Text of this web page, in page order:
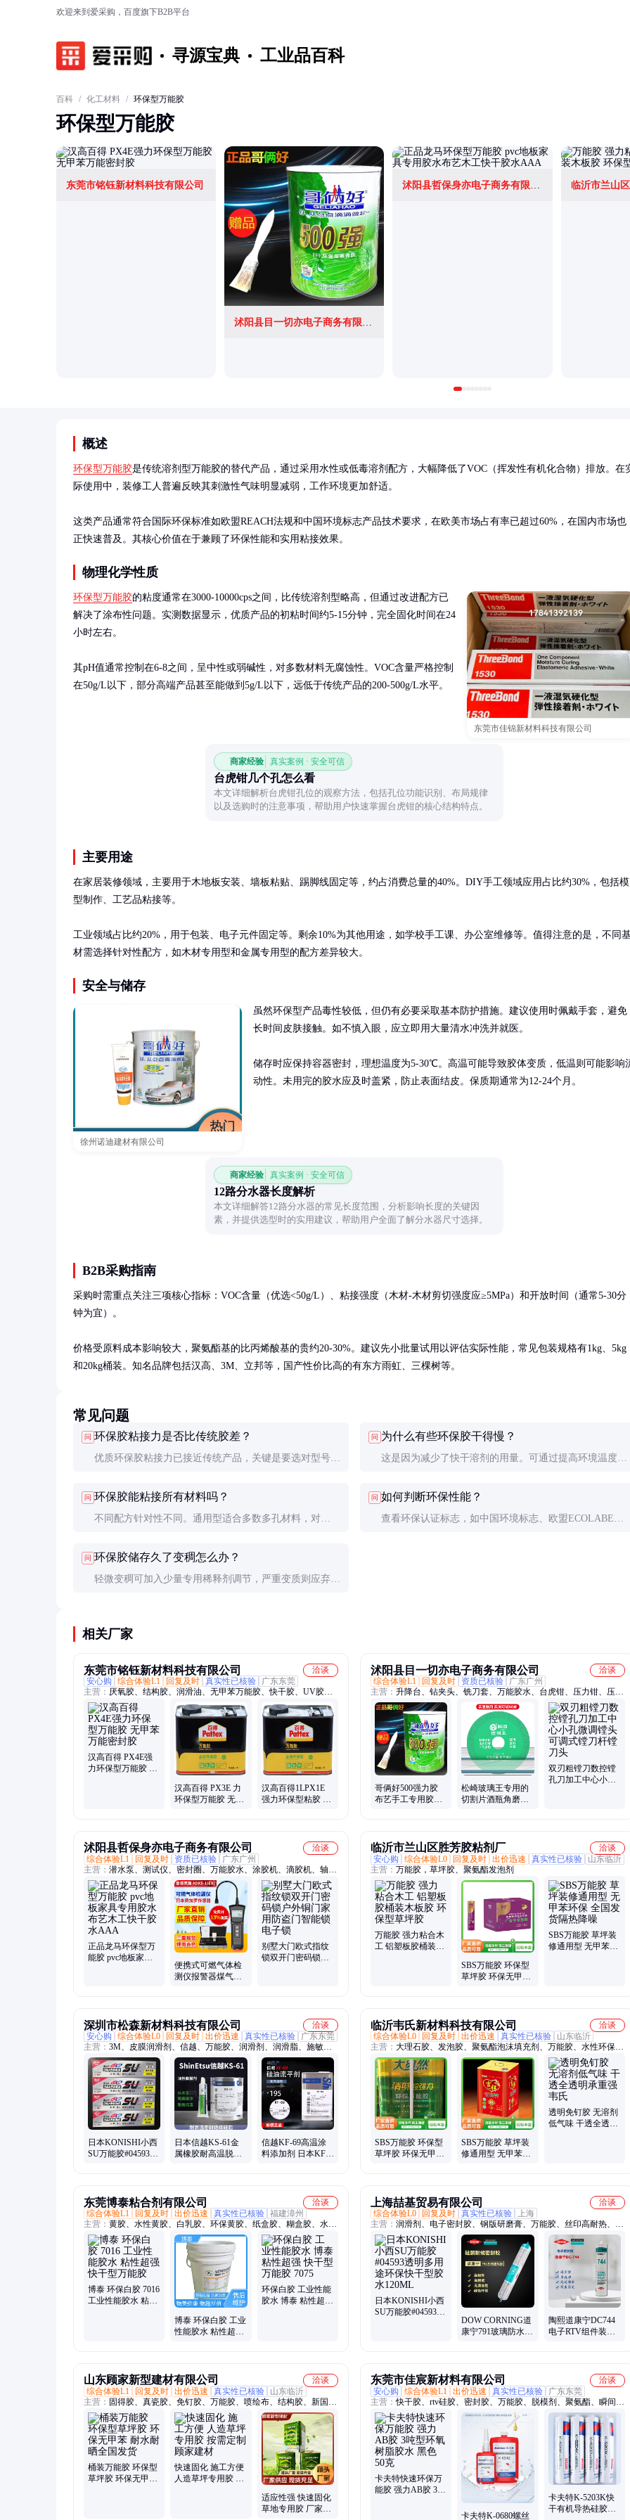
欢迎来到爱采购，百度旗下B2B平台
寻源宝典 工业品百科
百科 / 化工材料 / 环保型万能胶
环保型万能胶
东莞市铭钰新材料科技有限公司
沭阳县目一切亦电子商务有限公司
沭阳县哲保身亦电子商务有限公司 临沂市兰山
概述
环保型万能胶是传统溶剂型万能胶的替代产品，通过采用水性或低毒溶剂配方，大幅降低了VOC（挥发性有机化合物）排放。在
际使用中，装修工人普遍反映其刺激性气味明显减弱，工作环境更加舒适。
这类产品通常符合国际环保标准如欧盟REACH法规和中国环境标志产品技术要求，在欧美市场占有率已超过60%，在国内市场也
正快速普及。其核心价值在于兼顾了环保性能和实用粘接效果。
物理化学性质
东莞市佳锦新材料科技有限公司
环保型万能胶的粘度通常在3000-10000cps之间，比传统溶剂型略高，但通过改进配方已
解决了涂布性问题。实测数据显示，优质产品的初粘时间约5-15分钟，完全固化时间在24
小时左右。
其pH值通常控制在6-8之间，呈中性或弱碱性，对多数材料无腐蚀性。VOC含量严格控制
在50g/L以下，部分高端产品甚至能做到5g/L以下，远低于传统产品的200-500g/L水平。
商家经验 真实案例 · 安全可信
台虎钳几个孔怎么看
本文详细解析台虎钳孔位的观察方法，包括孔位功能识别、布局规律
以及选购时的注意事项，帮助用户快速掌握台虎钳的核心结构特点。
主要用途
在家居装修领域，主要用于木地板安装、墙板粘贴、踢脚线固定等，约占消费总量的40%。DIY手工领域应用占比约30%，包括模
型制作、工艺品粘接等。
工业领域占比约20%，用于包装、电子元件固定等。剩余10%为其他用途，如学校手工课、办公室维修等。值得注意的是，不同
材需选择针对性配方，如木材专用型和金属专用型的配方差异较大。
安全与储存
徐州诺迪建材有限公司
虽然环保型产品毒性较低，但仍有必要采取基本防护措施。建议使用时佩戴手套，避免
长时间皮肤接触。如不慎入眼，应立即用大量清水冲洗并就医。
储存时应保持容器密封，理想温度为5-30℃。高温可能导致胶体变质，低温则可能影响
动性。未用完的胶水应及时盖紧，防止表面结皮。保质期通常为12-24个月。
商家经验 真实案例 · 安全可信
12路分水器长度解析
本文详细解答12路分水器的常见长度范围，分析影响长度的关键因
素，并提供选型时的实用建议，帮助用户全面了解分水器尺寸选择。
B2B采购指南
采购时需重点关注三项核心指标：VOC含量（优选<50g/L）、粘接强度（木材-木材剪切强度应≥5MPa）和开放时间（通常5-30分
钟为宜）。
价格受原料成本影响较大，聚氨酯基的比丙烯酸基的贵约20-30%。建议先小批量试用以评估实际性能，常见包装规格有1kg、5kg
和20kg桶装。知名品牌包括汉高、3M、立邦等，国产性价比高的有东方雨虹、三棵树等。
常见问题
问 环保胶粘接力是否比传统胶差？
优质环保胶粘接力已接近传统产品，关键是要选对型号。
8MPa，完全满足大多数应用需求。
问 为什么有些环保胶干得慢？
这是因为减少了快干溶剂的用量。可通过提高环境温度
型专用配方。
问 环保胶能粘接所有材料吗？
不同配方针对性不同。通用型适合多数多孔材料，对
使用。
问 如何判断环保性能？
查看环保认证标志，如中国环境标志、欧盟ECOLABEL
问 环保胶储存久了变稠怎么办？
轻微变稠可加入少量专用稀释剂调节，严重变质则应弃
相关厂家
东莞市铭钰新材料科技有限公司
洽谈
安心购
综合体验L1 回复及时 真实性已核验
广东东莞
主营： 厌氧胶、结构胶、润滑油、无甲苯万能胶、快干胶、UV胶、
AB胶、阻燃胶、环氧树脂胶、卡夫特、乐泰胶水、3M胶水、双键、
陶熙DOWSIL、ThreeBond三键、信越硅胶、CEMEDINE施敏打硬、
Araldite 爱牢达、AronAlpha阿隆发、克鲁勃、迈图密封胶、导热硅
脂、散热绝缘胶、MXBON胶水、亨斯迈Huntsma
汉高百得 PX4E强
力环保型万能胶 无
汉高百得 PX3E 力
环保型万能胶 无甲
汉高百得1LPX1E
强力环保型粘胶 无
沭阳县目一切亦电子商务有限公司
洽谈
综合体验L1
回复及时 资质已核验
广东广州
主营： 升降台、钻夹头、铣刀套、万能胶水、台虎钳、压力钳、压槽
机、夹管钳、电控箱、分水器、冷却器、钢字码、水平仪、镀锌管、
集尘袋、打号器、套丝机、钢字头、储气罐、磨刀器、螺丝刀、威力
钢、开牙机、沟槽机、滚槽机、平口钳
哥俩好500强力胶
布艺手工专用胶水
松崎玻璃王专用的
切割片酒瓶角磨机
双刃粗镗刀数控镗
孔刀加工中心小孔
沭阳县哲保身亦电子商务有限公司
洽谈
综合体验L1
回复及时 资质已核验
广东广州
主营： 潜水泵、测试仪、密封圈、万能胶水、涂胶机、滴胶机、轴承
座、灌胶机、污水泵、点胶机、点胶阀、抽水机、隔膜泵、排污泵、
拉力计、喷火枪、骨架油封、密封垫片、煤气焊炬、机械密封件、液
化气焊枪、气动滴胶阀、焊铜管焊枪、组合密封件圈、铜管气焊喷
枪、半自动注胶机
正品龙马环保型万
能胶 pvc地板家具
便携式可燃气体检
测仪报警器煤气液
别墅大门欧式指纹
锁双开门密码锁户
临沂市兰山区胜芳胶粘剂厂
洽谈
安心购
综合体验L0 回复及时 出价迅速 真实性已核验
山东临沂
主营： 万能胶，草坪胶、聚氨酯发泡剂
万能胶 强力粘合木
工 铝塑板胶桶装木
SBS万能胶 环保型
草坪胶 环保无甲苯
SBS万能胶 草坪装
修通用型 无甲苯环
深圳市松森新材料科技有限公司
洽谈
安心购
综合体验L0 回复及时 出价迅速 真实性已核验
广东东莞
主营： 3M、皮膜润滑剂、信越、万能胶、润滑剂、润滑脂、施敏打
硬、胶水、CRC、小西胶、住矿、协同、迈图、壳牌、三键、道康
宁、舒泊润、关东化成、西卡、密封胶、结构胶、防锈剂、OKS、中
京化成、胶枪、混合管
日本KONISHI小西
SU万能胶#04593透
日本信越KS-61金
属橡胶耐高温脱模
信越KF-69高温涂
料添加剂 日本KF69
临沂韦氏新材料科技有限公司
洽谈
综合体验L0
回复及时 出价迅速 真实性已核验
山东临沂
主营： 大理石胶、发泡胶、聚氨酯泡沫填充剂、万能胶、水性环保喷
胶、环保树脂胶水、SBS万能胶、聚氨酯填缝发泡胶、AB干挂胶、
云石胶、工业粘合剂、多用途喷胶、聚氨酯填缝剂、氯丁胶、喷胶、
聚氨酯填缝剂发泡胶、玻璃胶、结构胶、瓷白胶、美缝剂、透明免钉
胶、广告字胶、快速定位胶、水性结构胶、美容胶
SBS万能胶 环保型
草坪胶 环保无甲苯
SBS万能胶 草坪装
修通用型 无甲苯环
透明免钉胶 无溶剂
低气味 干透全透明
东莞博泰粘合剂有限公司
洽谈
综合体验L1
回复及时 出价迅速 真实性已核验 福建漳州
主营： 黄胶、水性黄胶、白乳胶、环保黄胶、纸盒胶、糊盒胶、水性
胶、UV黏胶、礼盒胶、强力胶、过油胶、粘纸胶、粘纸盒胶、裱卡
胶、快干胶、礼盒白胶、UV水油
博泰 环保白胶 7016
工业性能胶水 粘性
博泰 环保白胶 工业
性能胶水 粘性超强
环保白胶 工业性能
胶水 博泰 粘性超强
上海喆基贸易有限公司
洽谈
综合体验L0
回复及时 真实性已核验
上海
主营： 润滑剂、电子密封胶、钢版研磨膏、万能胶、丝印高耐热、抗
震垫片硅胶、清洗剂
日本KONISHI小西
SU万能胶#04593透
DOW CORNING道
康宁791玻璃防水耐
陶熙道康宁DC744
电子RTV组件装配
山东顾家新型建材有限公司
洽谈
综合体验L1
回复及时 出价迅速 真实性已核验
山东临沂
主营： 固得胶、真瓷胶、免钉胶、万能胶、喷绘布、结构胶、新国
标、竹炭净味、分草坪胶、专用喷胶、皮革喷胶、源封边胶、胶水定
做、吉祥系列胶、地板专用胶、酸性玻璃胶、美居瓷缝宝、转椅专用
胶、组份草坪胶、美居封边胶、固得封边胶、大自然封边胶、老国标
草坪胶、广告布专用胶、聚氨酯草坪胶
桶装万能胶 环保型
草坪胶 环保无甲苯
快速固化 施工方便
人造草坪专用胶 按
适应性强 快速固化
草地专用胶 厂家直
东莞市佳宸新材料有限公司
洽谈
安心购
综合体验L1 出价迅速 真实性已核验
广东东莞
主营：快干胶、rtv硅胶、密封胶、万能胶、脱模剂、聚氨酯、瞬间
胶、硅橡胶、胶粘剂、电路板、结构胶、密封硅胶、透明环氧、莫斯
胶水、陶瓷胶水、塑料陶瓷、塑料橡胶、强力胶水、环氧树脂、固化
胶水、运动器材、灌封胶水、电子防潮、汽车配件、复合材料、木头
胶水
卡夫特快速环保万
能胶 强力AB胶 3吨
卡夫特K-0680螺丝
卡夫特K-5203K快
干有机导热硅胶粘